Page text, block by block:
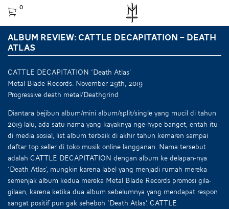
0
ALBUM REVIEW: CATTLE DECAPITATION – DEATH
ATLAS
CATTLE DECAPITATION ‘Death Atlas’
Metal Blade Records. November 29th, 2019
Progressive death metal/Deathgrind
Diantara bejibun album/mini album/split/single yang mucil di tahun
2019 lalu, ada satu nama yang kayaknya nge-hype banget, entah itu
di media sosial, list album terbaik di akhir tahun kemaren sampai
daftar top seller di toko musik online langganan. Nama tersebut
adalah CATTLE DECAPITATION dengan album ke delapan-nya
‘Death Atlas’, mungkin karena label yang menjadi rumah mereka
semenjak album kedua mereka Metal Blade Records promosi gila-
gilaan, karena ketika dua album sebelumnya yang mendapat respon
sangat positif pun gak seheboh ‘Death Atlas’. CATTLE